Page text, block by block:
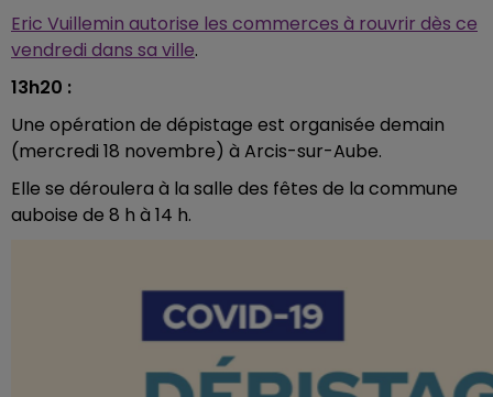
Eric Vuillemin autorise les commerces à rouvrir dès ce
vendredi dans sa ville.
13h20 :
Une opération de dépistage est organisée demain
(mercredi 18 novembre) à Arcis-sur-Aube.
Elle se déroulera à la salle des fêtes de la commune
auboise de 8 h à 14 h.